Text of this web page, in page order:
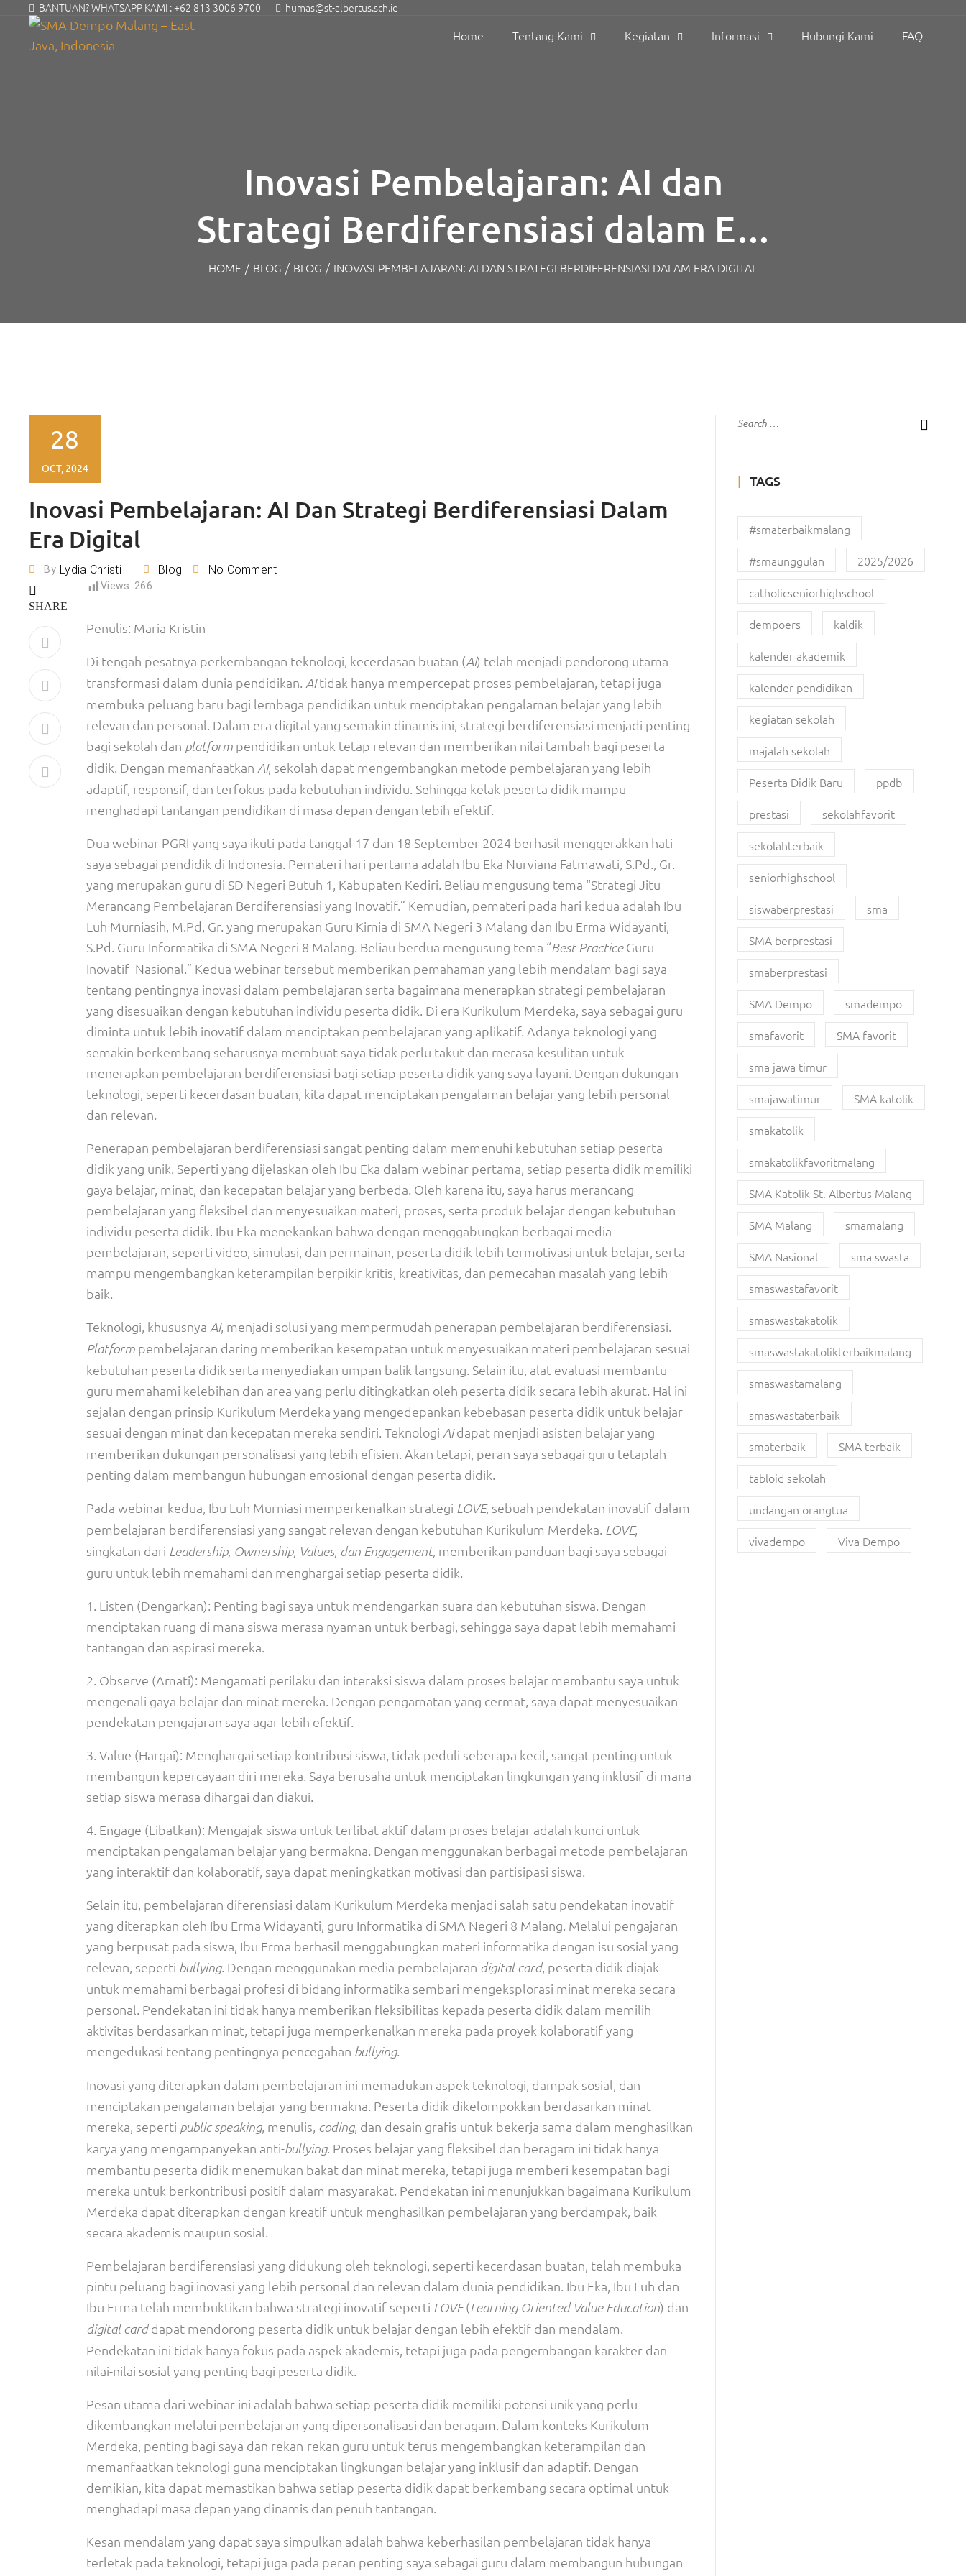
BANTUAN? WHATSAPP KAMI :+62 813 3006 9700 humas@st-albertus.sch.id
Home Tentang Kami Kegiatan Informasi Hubungi Kami FAQ
Inovasi Pembelajaran: AI dan
Strategi Berdiferensiasi dalam Era
Digital
HOME / BLOG / BLOG / INOVASI PEMBELAJARAN: AI DAN STRATEGI BERDIFERENSIASI DALAM ERA DIGITAL
Inovasi Pembelajaran: AI Dan Strategi Berdiferensiasi Dalam
Era Digital
By Lydia Christi Blog No Comment
28
OCT, 2024
SHARE
Views :266
Penulis: Maria Kristin
Di tengah pesatnya perkembangan teknologi, kecerdasan buatan (AI) telah menjadi pendorong utama
transformasi dalam dunia pendidikan. AItidak hanya mempercepat proses pembelajaran, tetapi juga
membuka peluang baru bagi lembaga pendidikan untuk menciptakan pengalaman belajar yang lebih
relevan dan personal. Dalam era digital yang semakin dinamis ini, strategi berdiferensiasi menjadi penting
bagi sekolah dan platform pendidikan untuk tetap relevan dan memberikan nilai tambah bagi peserta
didik. Dengan memanfaatkan AI, sekolah dapat mengembangkan metode pembelajaran yang lebih
adaptif, responsif, dan terfokus pada kebutuhan individu. Sehingga kelak peserta didik mampu
menghadapi tantangan pendidikan di masa depan dengan lebih efektif.
Dua webinar PGRI yang saya ikuti pada tanggal 17 dan 18 September 2024 berhasil menggerakkan hati
saya sebagai pendidik di Indonesia. Pemateri hari pertama adalah Ibu Eka Nurviana Fatmawati, S.Pd., Gr.
yang merupakan guru di SD Negeri Butuh 1, Kabupaten Kediri. Beliau mengusung tema “Strategi Jitu
Merancang Pembelajaran Berdiferensiasi yang Inovatif.” Kemudian, pemateri pada hari kedua adalah Ibu
Luh Murniasih, M.Pd, Gr. yang merupakan Guru Kimia di SMA Negeri 3 Malang dan Ibu Erma Widayanti,
S.Pd. Guru Informatika di SMA Negeri 8 Malang. Beliau berdua mengusung tema “Best PracticeGuru
Inovatif Nasional.” Kedua webinar tersebut memberikan pemahaman yang lebih mendalam bagi saya
tentang pentingnya inovasi dalam pembelajaran serta bagaimana menerapkan strategi pembelajaran
yang disesuaikan dengan kebutuhan individu peserta didik. Di era Kurikulum Merdeka, saya sebagai guru
diminta untuk lebih inovatif dalam menciptakan pembelajaran yang aplikatif. Adanya teknologi yang
semakin berkembang seharusnya membuat saya tidak perlu takut dan merasa kesulitan untuk
menerapkan pembelajaran berdiferensiasi bagi setiap peserta didik yang saya layani. Dengan dukungan
teknologi, seperti kecerdasan buatan, kita dapat menciptakan pengalaman belajar yang lebih personal
dan relevan.
Penerapan pembelajaran berdiferensiasi sangat penting dalam memenuhi kebutuhan setiap peserta
didik yang unik. Seperti yang dijelaskan oleh Ibu Eka dalam webinar pertama, setiap peserta didik memiliki
gaya belajar, minat, dan kecepatan belajar yang berbeda. Oleh karena itu, saya harus merancang
pembelajaran yang fleksibel dan menyesuaikan materi, proses, serta produk belajar dengan kebutuhan
individu peserta didik. Ibu Eka menekankan bahwa dengan menggabungkan berbagai media
pembelajaran, seperti video, simulasi, dan permainan, peserta didik lebih termotivasi untuk belajar, serta
mampu mengembangkan keterampilan berpikir kritis, kreativitas, dan pemecahan masalah yang lebih
baik.
Teknologi, khususnya AI, menjadi solusi yang mempermudah penerapan pembelajaran berdiferensiasi.
Platform pembelajaran daring memberikan kesempatan untuk menyesuaikan materi pembelajaran sesuai
kebutuhan peserta didik serta menyediakan umpan balik langsung. Selain itu, alat evaluasi membantu
guru memahami kelebihan dan area yang perlu ditingkatkan oleh peserta didik secara lebih akurat. Hal ini
sejalan dengan prinsip Kurikulum Merdeka yang mengedepankan kebebasan peserta didik untuk belajar
sesuai dengan minat dan kecepatan mereka sendiri. Teknologi AIdapat menjadi asisten belajar yang
memberikan dukungan personalisasi yang lebih efisien. Akan tetapi, peran saya sebagai guru tetaplah
penting dalam membangun hubungan emosional dengan peserta didik.
Pada webinar kedua, Ibu Luh Murniasi memperkenalkan strategi LOVE, sebuah pendekatan inovatif dalam
pembelajaran berdiferensiasi yang sangat relevan dengan kebutuhan Kurikulum Merdeka. LOVE,
singkatan dari Leadership, Ownership, Values, dan Engagement, memberikan panduan bagi saya sebagai
guru untuk lebih memahami dan menghargai setiap peserta didik.
1. Listen (Dengarkan): Penting bagi saya untuk mendengarkan suara dan kebutuhan siswa. Dengan
menciptakan ruang di mana siswa merasa nyaman untuk berbagi, sehingga saya dapat lebih memahami
tantangan dan aspirasi mereka.
2. Observe (Amati): Mengamati perilaku dan interaksi siswa dalam proses belajar membantu saya untuk
mengenali gaya belajar dan minat mereka. Dengan pengamatan yang cermat, saya dapat menyesuaikan
pendekatan pengajaran saya agar lebih efektif.
3. Value (Hargai): Menghargai setiap kontribusi siswa, tidak peduli seberapa kecil, sangat penting untuk
membangun kepercayaan diri mereka. Saya berusaha untuk menciptakan lingkungan yang inklusif di mana
setiap siswa merasa dihargai dan diakui.
4. Engage (Libatkan): Mengajak siswa untuk terlibat aktif dalam proses belajar adalah kunci untuk
menciptakan pengalaman belajar yang bermakna. Dengan menggunakan berbagai metode pembelajaran
yang interaktif dan kolaboratif, saya dapat meningkatkan motivasi dan partisipasi siswa.
Selain itu, pembelajaran diferensiasi dalam Kurikulum Merdeka menjadi salah satu pendekatan inovatif
yang diterapkan oleh Ibu Erma Widayanti, guru Informatika di SMA Negeri 8 Malang. Melalui pengajaran
yang berpusat pada siswa, Ibu Erma berhasil menggabungkan materi informatika dengan isu sosial yang
relevan, seperti bullying. Dengan menggunakan media pembelajaran digital card, peserta didik diajak
untuk memahami berbagai profesi di bidang informatika sembari mengeksplorasi minat mereka secara
personal. Pendekatan ini tidak hanya memberikan fleksibilitas kepada peserta didik dalam memilih
aktivitas berdasarkan minat, tetapi juga memperkenalkan mereka pada proyek kolaboratif yang
mengedukasi tentang pentingnya pencegahan bullying.
Inovasi yang diterapkan dalam pembelajaran ini memadukan aspek teknologi, dampak sosial, dan
menciptakan pengalaman belajar yang bermakna. Peserta didik dikelompokkan berdasarkan minat
mereka, seperti public speaking, menulis, coding, dan desain grafis untuk bekerja sama dalam menghasilkan
karya yang mengampanyekan anti-bullying. Proses belajar yang fleksibel dan beragam ini tidak hanya
membantu peserta didik menemukan bakat dan minat mereka, tetapi juga memberi kesempatan bagi
mereka untuk berkontribusi positif dalam masyarakat. Pendekatan ini menunjukkan bagaimana Kurikulum
Merdeka dapat diterapkan dengan kreatif untuk menghasilkan pembelajaran yang berdampak, baik
secara akademis maupun sosial.
Pembelajaran berdiferensiasi yang didukung oleh teknologi, seperti kecerdasan buatan, telah membuka
pintu peluang bagi inovasi yang lebih personal dan relevan dalam dunia pendidikan. Ibu Eka, Ibu Luh dan
Ibu Erma telah membuktikan bahwa strategi inovatif seperti LOVE(Learning Oriented Value Education) dan
digital carddapat mendorong peserta didik untuk belajar dengan lebih efektif dan mendalam.
Pendekatan ini tidak hanya fokus pada aspek akademis, tetapi juga pada pengembangan karakter dan
nilai-nilai sosial yang penting bagi peserta didik.
Pesan utama dari webinar ini adalah bahwa setiap peserta didik memiliki potensi unik yang perlu
dikembangkan melalui pembelajaran yang dipersonalisasi dan beragam. Dalam konteks Kurikulum
Merdeka, penting bagi saya dan rekan-rekan guru untuk terus mengembangkan keterampilan dan
memanfaatkan teknologi guna menciptakan lingkungan belajar yang inklusif dan adaptif. Dengan
demikian, kita dapat memastikan bahwa setiap peserta didik dapat berkembang secara optimal untuk
menghadapi masa depan yang dinamis dan penuh tantangan.
Kesan mendalam yang dapat saya simpulkan adalah bahwa keberhasilan pembelajaran tidak hanya
terletak pada teknologi, tetapi juga pada peran penting saya sebagai guru dalam membangun hubungan
TAGS
#smaterbaikmalang
#smaunggulan
2025/2026
catholicseniorhighschool
dempoers
kaldik
kalender akademik
kalender pendidikan
kegiatan sekolah
majalah sekolah
Peserta Didik Baru
ppdb
prestasi
sekolahfavorit
sekolahterbaik
seniorhighschool
siswaberprestasi
sma
SMA berprestasi
smaberprestasi
SMA Dempo
smadempo
smafavorit
SMA favorit
sma jawa timur
smajawatimur
SMA katolik
smakatolik
smakatolikfavoritmalang
SMA Katolik St. Albertus Malang
SMA Malang
smamalang
SMA Nasional
sma swasta
smaswastafavorit
smaswastakatolik
smaswastakatolikterbaikmalang
smaswastamalang
smaswastaterbaik
smaterbaik
SMA terbaik
tabloid sekolah
undangan orangtua
vivadempo
Viva Dempo